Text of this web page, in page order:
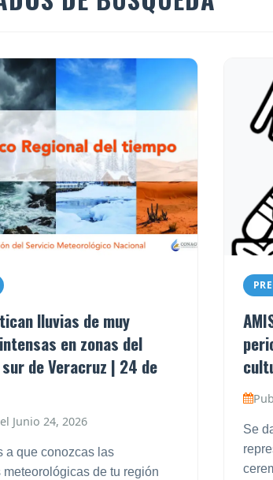
lluvias de muy
en zonas del
de Veracruz | 24 de
Junio 24, 2026
a que conozcas las
de tu región
Se